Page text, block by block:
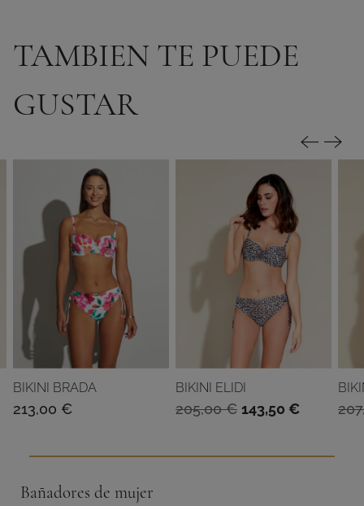
€.
146,65 €.
188,50 €.
TAMBIEN TE PUEDE
GUSTAR
€.
BIKINI BRADA
213,00 €
BIKINI ELIDI
205,00€ El
original
143,50 €El
actual
Bañadores de mujer